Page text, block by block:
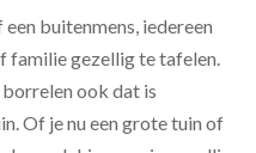
buitenmens, iedereen
familie gezellig te tafelen.
ook dat is
Of je nu een grote tuin of